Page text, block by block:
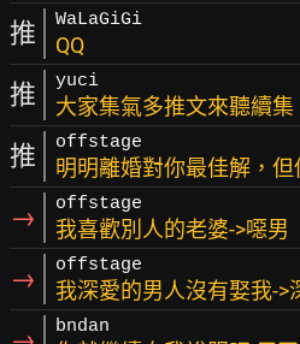
推 WaLaGiGi
QQ
推 yuci
大家集氣多推文來聽續集
推 offstage
明明離婚對你最佳解，但
→ offstage
我喜歡別人的老婆->噁男
→ offstage
我深愛的男人沒有娶我->
bndan